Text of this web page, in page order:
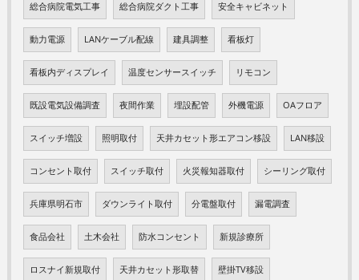
総合病院電気工事 総合病院ダクト工事 安全キャビネット
動力電源 LANケーブル配線 建具調整 看板灯
看板内ディスプレイ 温度センサースイッチ リモコン
既設電気設備調査 夜間作業 埋設配管 外機電源 OAフロア
スイッチ増設 照明取付 天井カセット形エアコン移設 LAN移設
コンセント取付 スイッチ取付 火災報知器取付 シーリング取付
兵庫県明石市 ダウンライト取付 分電盤取付 漏電調査
食品会社 土木会社 防水コンセント 新規診療所
ロスナイ新規取付 天井カセット形取替 壁掛TV移設